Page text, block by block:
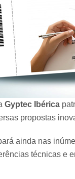
Gyptec Ibérica
propostas
ainda nas
técnicas e